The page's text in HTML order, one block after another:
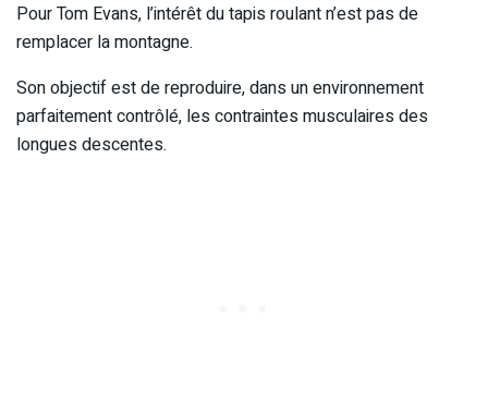
Pour Tom Evans, l’intérêt du tapis roulant n’est pas de
remplacer la montagne.
Son objectif est de reproduire, dans un environnement
parfaitement contrôlé, les contraintes musculaires des
longues descentes.